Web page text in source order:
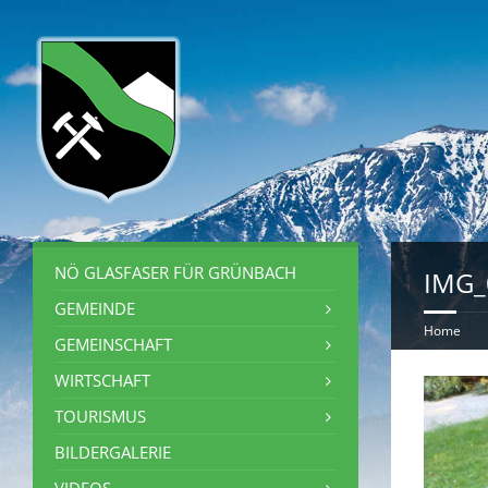
Home
NÖ GLASFASER FÜR GRÜNBACH
GEMEINDE
GEMEINSCHAFT
WIRTSCHAFT
TOURISMUS
BILDERGALERIE